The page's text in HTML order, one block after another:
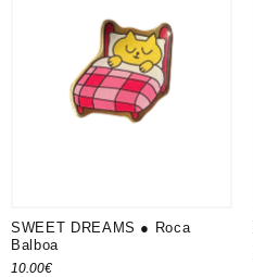
SWEET DREAMS ● Roca
Balboa
10.00€